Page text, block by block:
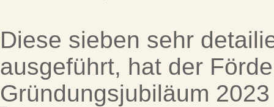
Diese sieben sehr
ausgeführt, hat der
Gründungsjubiläum